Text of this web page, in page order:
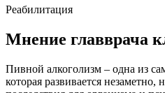
Реабилитация
Мнение главврача
Пивной алкоголизм – одна из
которая развивается